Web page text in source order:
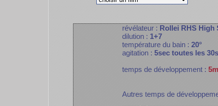
révélateur :Rollei RHS High
dilution :1+7
température du bain :20°
agitation :5sec toutes les
temps de développement :
Autres temps de